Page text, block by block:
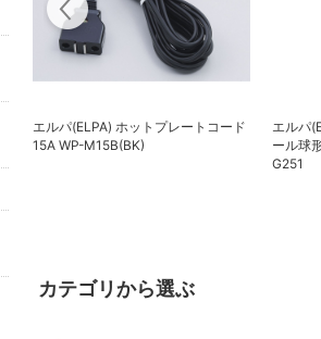
エルパ(ELPA) ホットプレートコード
15A WP-M15B(BK)
エルパ
ール球
G251
カテゴリから選ぶ